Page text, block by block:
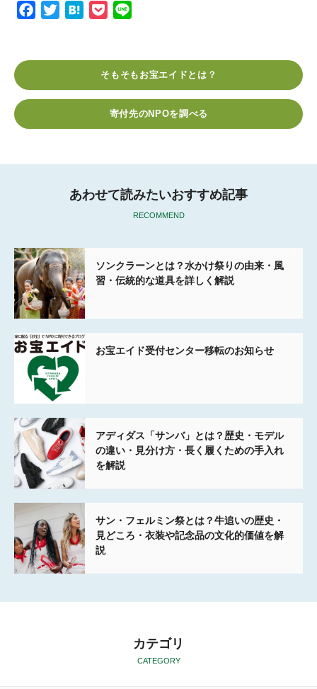
o
e
a
t
そもそもお宝エイドとは？
寄付先のNPOを調べる
あわせて読みたいおすすめ記事
RECOMMEND
ソンクラーンとは？水かけ祭りの由来・風
習・伝統的な道具を詳しく解説
お宝エイド受付センター移転のお知らせ
アディダス「サンバ」とは？歴史・モデル
の違い・見分け方・長く履くための手入れ
を解説
サン・フェルミン祭とは？牛追いの歴史・
見どころ・衣装や記念品の文化的価値を解
説
カテゴリ
CATEGORY